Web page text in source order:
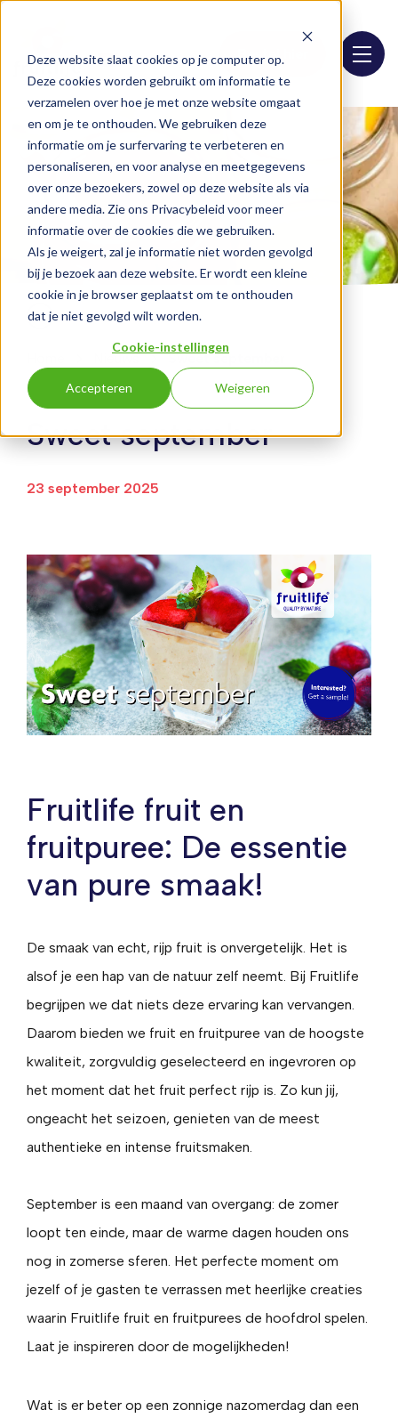
Deze website slaat cookies op je computer op.
Deze cookies worden gebruikt om informatie te
verzamelen over hoe je met onze website omgaat
en om je te onthouden. We gebruiken deze
informatie om je surfervaring te verbeteren en
personaliseren, en voor analyse en meetgegevens
over onze bezoekers, zowel op deze website als via
andere media. Zie ons Privacybeleid voor meer
informatie over de cookies die we gebruiken.
Als je weigert, zal je informatie niet worden gevolgd
bij je bezoek aan deze website. Er wordt een kleine
cookie in je browser geplaatst om te onthouden
dat je niet gevolgd wilt worden.
Cookie-instellingen
Accepteren Weigeren
Bestel hier
Nieuws Sweet september
Sweet september
23 september 2025
Fruitlife fruit en
fruitpuree: De essentie
van pure smaak!
De smaak van echt, rijp fruit is onvergetelijk. Het is
alsof je een hap van de natuur zelf neemt. Bij Fruitlife
begrijpen we dat niets deze ervaring kan vervangen.
Daarom bieden we fruit en fruitpuree van de hoogste
kwaliteit, zorgvuldig geselecteerd en ingevroren op
het moment dat het fruit perfect rijp is. Zo kun jij,
ongeacht het seizoen, genieten van de meest
authentieke en intense fruitsmaken.
September is een maand van overgang: de zomer
loopt ten einde, maar de warme dagen houden ons
nog in zomerse sferen. Het perfecte moment om
jezelf of je gasten te verrassen met heerlijke creaties
waarin Fruitlife fruit en fruitpurees de hoofdrol spelen.
Laat je inspireren door de mogelijkheden!
Wat is er beter op een zonnige nazomerdag dan een